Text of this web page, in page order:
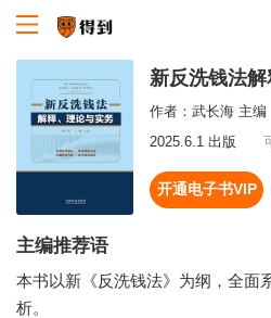
新反洗钱法
作者： 武长海 主编
2025.6.1 出版
开通电子书VIP
主编推荐语
本书以新《反洗钱法》为纲，全面
析。